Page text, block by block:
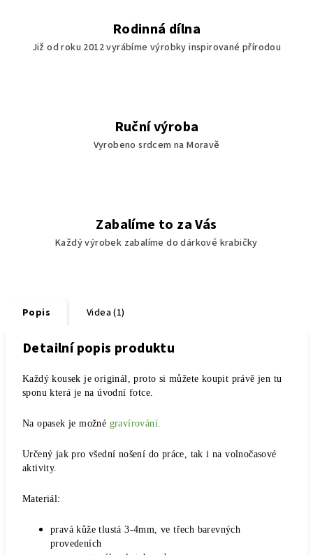
Rodinná dílna
Již od roku 2012 vyrábíme výrobky inspirované přírodou
Ruční výroba
Vyrobeno srdcem na Moravě
Zabalíme to za Vás
Každý výrobek zabalíme do dárkové krabičky
Popis Videa (1)
Detailní popis produktu
Každý kousek je originál, proto si můžete koupit právě jen tu
sponu která je na úvodní fotce.
Na opasek je možné gravírování.
Určený jak pro všední nošení do práce, tak i na volnočasové
aktivity.
Materiál:
pravá kůže tlustá 3-4mm, ve třech barevných
provedeních